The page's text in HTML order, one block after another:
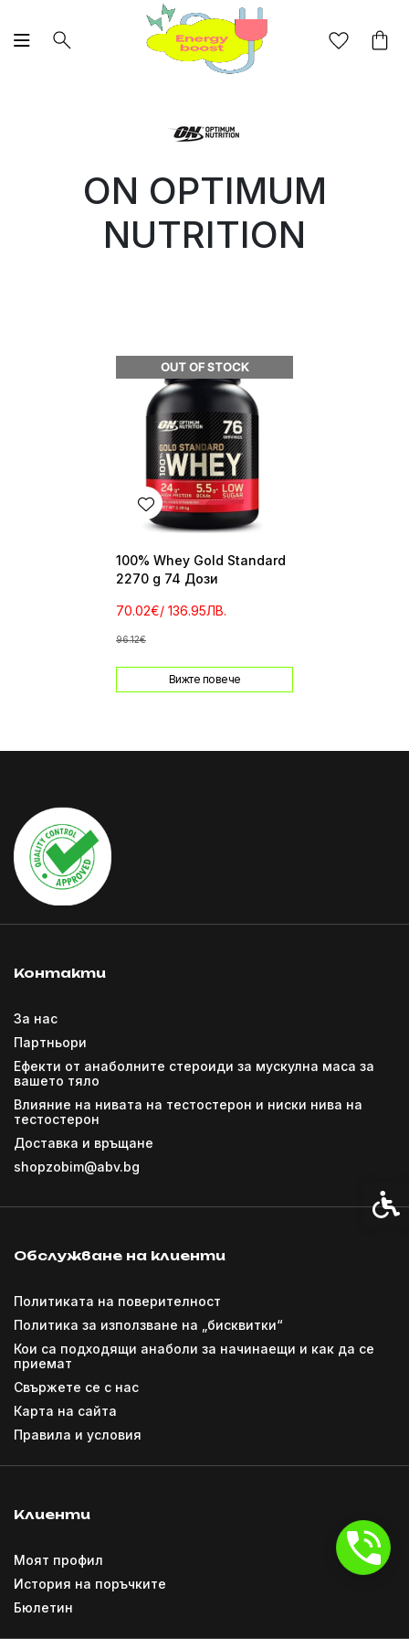
ON OPTIMUM
NUTRITION
OUT OF STOCK
100% Whey Gold Standard
2270 g 74 Дози
70.02€/ 136.95ЛВ.
96.12€
Вижте повече
Контакти
За нас
Партньори
Ефекти от анаболните стероиди за мускулна маса за
вашето тяло
Влияние на нивата на тестостерон и ниски нива на
тестостерон
Доставка и връщане
shopzobim@abv.bg
Обслужване на клиенти
Политиката на поверителност
Политика за използване на „бисквитки“
Кои са подходящи анаболи за начинаещи и как да се
приемат
Свържете се с нас
Карта на сайта
Правила и условия
Клиенти
Моят профил
История на поръчките
Бюлетин